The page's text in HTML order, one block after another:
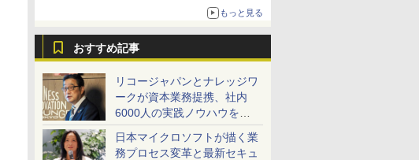
もっと見る
おすすめ記事
リコージャパンとナレッジワ
ークが資本業務提携、社内
6000人の実践ノウハウを生
かした「AI商談記録 for
RICOH」を展開へ
日本マイクロソフトが描く業
務プロセス変革と最新セキュ